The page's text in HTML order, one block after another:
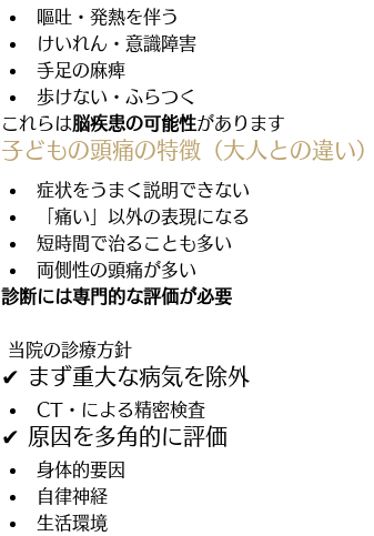
嘔吐・発熱を伴う
けいれん・意識障害
手足の麻痺
歩けない・ふらつく
これらは脳疾患の可能性があります
子どもの頭痛の特徴（大人との違い）
症状をうまく説明できない
「痛い」以外の表現になる
短時間で治ることも多い
両側性の頭痛が多い
診断には専門的な評価が必要
当院の診療方針
✔ まず重大な病気を除外
CT・による精密検査
✔ 原因を多角的に評価
身体的要因
自律神経
生活環境